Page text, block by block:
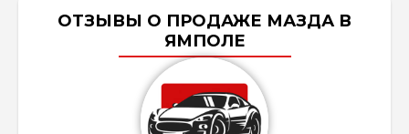
ОТЗЫВЫ О ПРОДАЖЕ МАЗДА В
ЯМПОЛЕ